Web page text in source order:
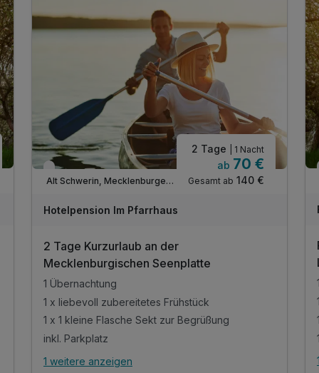
Nur noch bis Oktober
Alt Schwerin, Mecklenburger Seenplatte
2 Tage | 1 Nacht
ab 70 €
Gesamt ab 140 €
Hotelpension Im Pfarrhaus
2 Tage Kurzurlaub an der
Mecklenburgischen Seenplatte
1 Übernachtung
1 x liebevoll zubereitetes Frühstück
1 x 1 kleine Flasche Sekt zur Begrüßung
inkl. Parkplatz
Alle Inklusivleistungen
1 weitere anzeigen